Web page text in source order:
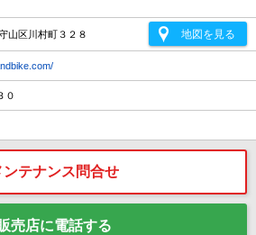
区川村町３２８ 地図を見る
０
ンテナンス問合せ
売店に電話する